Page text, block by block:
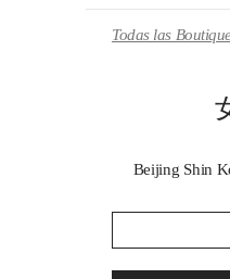
Todas las
Beijing Shin